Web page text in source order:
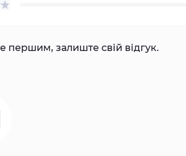
першим, залиште свій відгук.